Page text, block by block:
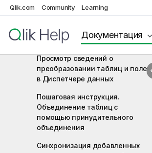
Qlik.com Community Learning
Документация
Диспетчере данных
Присоединение таблиц в
Диспетчере данных
Просмотр сведений о
преобразовании таблиц и полей
в Диспетчере данных
Пошаговая инструкция.
Объединение таблиц с
помощью принудительного
объединения
Синхронизация добавленных